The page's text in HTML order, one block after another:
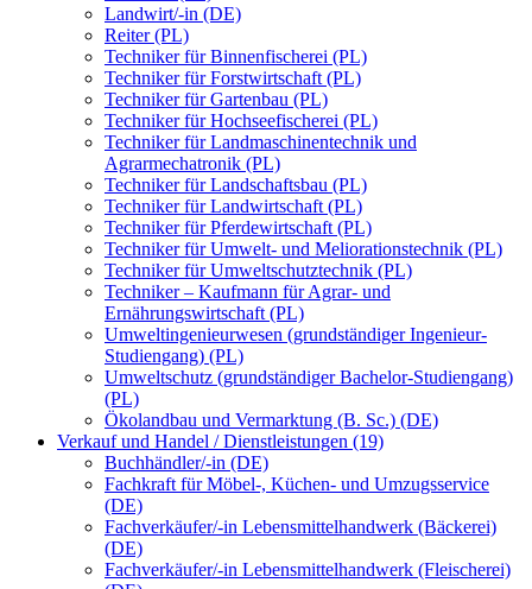
Landwirt/-in (DE)
Reiter (PL)
Techniker für Binnenfischerei (PL)
Techniker für Forstwirtschaft (PL)
Techniker für Gartenbau (PL)
Techniker für Hochseefischerei (PL)
Techniker für Landmaschinentechnik und
Agrarmechatronik (PL)
Techniker für Landschaftsbau (PL)
Techniker für Landwirtschaft (PL)
Techniker für Pferdewirtschaft (PL)
Techniker für Umwelt- und Meliorationstechnik (PL)
Techniker für Umweltschutztechnik (PL)
Techniker – Kaufmann für Agrar- und
Ernährungswirtschaft (PL)
Umweltingenieurwesen (grundständiger Ingenieur-
Studiengang) (PL)
Umweltschutz (grundständiger Bachelor-Studiengang)
(PL)
Ökolandbau und Vermarktung (B. Sc.) (DE)
Verkauf und Handel / Dienstleistungen (19)
Buchhändler/-in (DE)
Fachkraft für Möbel-, Küchen- und Umzugsservice
(DE)
Fachverkäufer/-in Lebensmittelhandwerk (Bäckerei)
(DE)
Fachverkäufer/-in Lebensmittelhandwerk (Fleischerei)